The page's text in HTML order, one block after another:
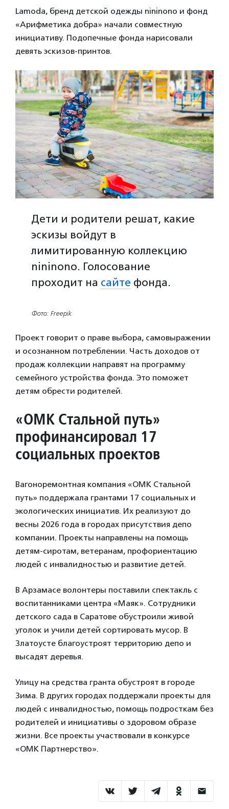
Lamoda, бренд детской одежды nininono и фонд
«Арифметика добра» начали совместную
инициативу. Подопечные фонда нарисовали
девять эскизов-принтов.
Дети и родители решат, какие
эскизы войдут в
лимитированную коллекцию
nininono. Голосование
проходит на сайте фонда.
Фото: Freepik
Проект говорит о праве выбора, самовыражении
и осознанном потреблении. Часть доходов от
продаж коллекции направят на программу
семейного устройства фонда. Это поможет
детям обрести родителей.
«ОМК Стальной путь»
профинансировал 17
социальных проектов
Вагоноремонтная компания «ОМК Стальной
путь» поддержала грантами 17 социальных и
экологических инициатив. Их реализуют до
весны 2026 года в городах присутствия депо
компании. Проекты направлены на помощь
детям-сиротам, ветеранам, профориентацию
людей с инвалидностью и развитие детей.
В Арзамасе волонтеры поставили спектакль с
воспитанниками центра «Маяк». Сотрудники
детского сада в Саратове обустроили живой
уголок и учили детей сортировать мусор. В
Златоусте благоустроят территорию депо и
высадят деревья.
Улицу на средства гранта обустроят в городе
Зима. В других городах поддержали проекты для
людей с инвалидностью, помощь подросткам без
родителей и инициативы о здоровом образе
жизни. Все проекты участвовали в конкурсе
«ОМК Партнерство».